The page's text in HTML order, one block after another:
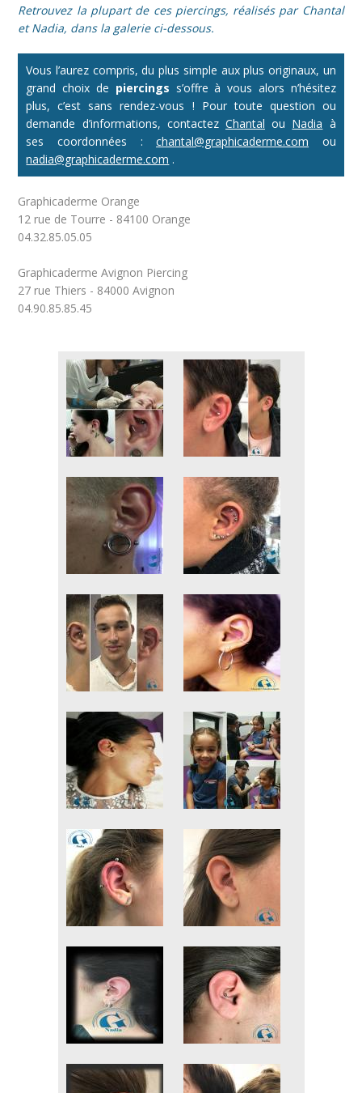
Retrouvez la plupart de ces piercings, réalisés par Chantal
et Nadia, dans la galerie ci-dessous.
Vous l’aurez compris, du plus simple aux plus originaux, un
grand choix de piercings s’offre à vous alors n’hésitez
plus, c’est sans rendez-vous ! Pour toute question ou
demande d’informations, contactez Chantal ou Nadia à
ses coordonnées :chantal@graphicaderme.com ou
nadia@graphicaderme.com .
Graphicaderme Orange
12 rue de Tourre - 84100 Orange
04.32.85.05.05
Graphicaderme Avignon Piercing
27 rue Thiers - 84000 Avignon
04.90.85.85.45